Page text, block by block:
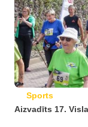
Sports
Aizvadīts 17.